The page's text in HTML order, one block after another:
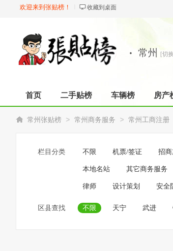
欢迎来到张贴榜！ 收藏到桌面
· 常州
[切
首页 二手贴榜 车辆榜 房产
常州张贴榜 > 常州商务服务 > 常州工商注册
栏目分类 不限 机票/签证 招
本地名站 其它商务服务
律师 设计策划 安全
区县查找 不限 天宁 武进